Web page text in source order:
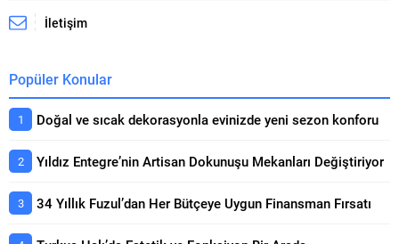
İletişim
Popüler Konular
Doğal ve sıcak dekorasyonla evinizde yeni sezon konforu
Yıldız Entegre’nin Artisan Dokunuşu Mekanları Değiştiriyor
34 Yıllık Fuzul’dan Her Bütçeye Uygun Finansman Fırsatı